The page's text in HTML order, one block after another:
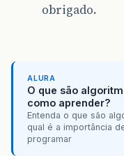
obrigado.
ALURA
O que são
como aprender?
Entenda o que são
qual é a importância
programar